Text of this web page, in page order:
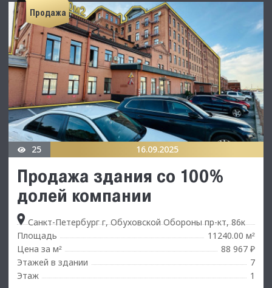
Продажа
25 16.09.2025
Продажа здания со 100%
долей компании
Санкт-Петербург г, Обуховской Обороны пр-кт, 86к
Площадь
11240.00 м²
Цена за м²
88 967 ₽
Этажей в здании
7
Этаж
1